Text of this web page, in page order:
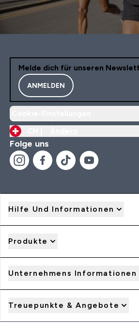
Melde dich für unseren
ANMELDEN
Folge uns
Hilfe Und Informationen
Produkte
Unternehmens Informationen
Treuepunkte & Angebote